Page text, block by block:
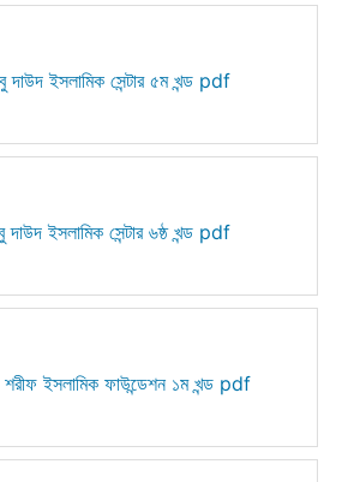
দাউদ ইসলামিক সেন্টার ৫ম খন্ড pdf
ইসলামিক সেন্টার ৬ষ্ঠ খন্ড pdf
শরীফ ইসলামিক ফাউন্ডেশন ১ম খন্ড pdf